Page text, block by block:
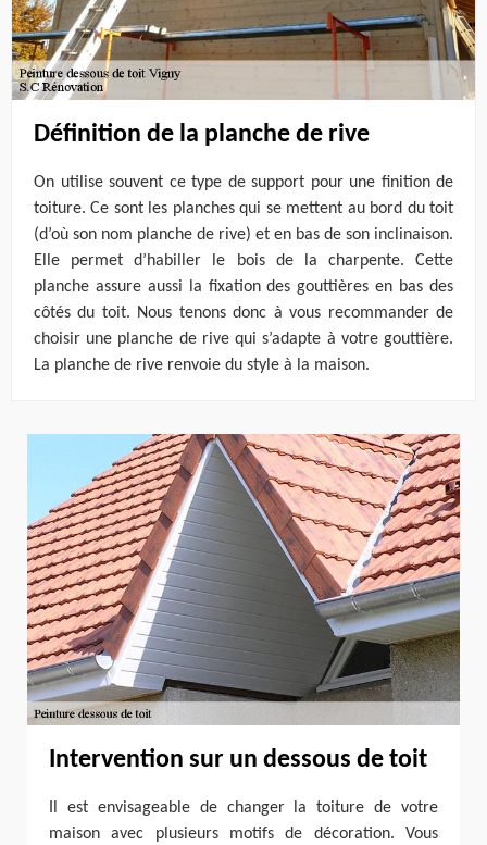
Définition de la planche de rive
On utilise souvent ce type de support pour une finition de
toiture. Ce sont les planches qui se mettent au bord du toit
(d’où son nom planche de rive) et en bas de son inclinaison.
Elle permet d’habiller le bois de la charpente. Cette
planche assure aussi la fixation des gouttières en bas des
côtés du toit. Nous tenons donc à vous recommander de
choisir une planche de rive qui s’adapte à votre gouttière.
La planche de rive renvoie du style à la maison.
Intervention sur un dessous de toit
Il est envisageable de changer la toiture de votre
maison avec plusieurs motifs de décoration. Vous